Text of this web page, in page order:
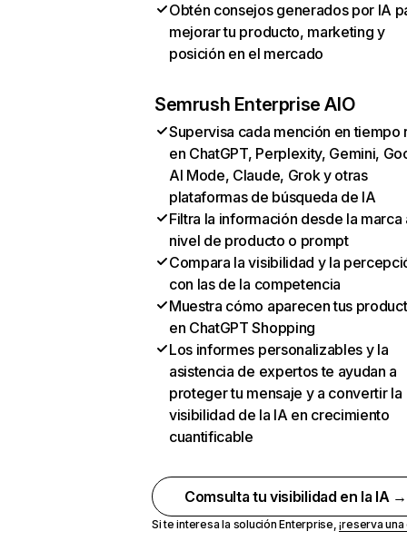
Obtén consejos generados por IA
mejorar tu producto, marketing y
posición en el mercado
Semrush Enterprise AIO
Supervisa cada mención en tiempo
en ChatGPT, Perplexity, Gemini,
AI Mode, Claude, Grok y otras
plataformas de búsqueda de IA
Filtra la información desde la marca
nivel de producto o prompt
Compara la visibilidad y la
con las de la competencia
Muestra cómo aparecen tus
en ChatGPT Shopping
Los informes personalizables y la
asistencia de expertos te ayudan a
proteger tu mensaje y a convertir la
visibilidad de la IA en crecimiento
cuantificable
Comsulta tu visibilidad en la IA →
Si te interesa la solución Enterprise,¡reserva